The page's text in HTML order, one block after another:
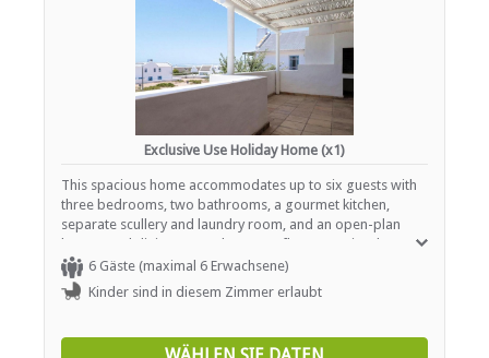
ESSEN UND TRINKEN
Braai / Grill (BBQ)
INTERNET
Kostenloses Wi-Fi
Exclusive Use Holiday Home (x1)
This spacious home accommodates up to six guests with
three bedrooms, two bathrooms, a gourmet kitchen,
separate scullery and laundry room, and an open-plan
lounge and dining area. The upper floor contains the
bedrooms and bathrooms. The master suite features a
king-size bed, an en-suite bathroom with a bath and
handheld shower, and access to a private covered
queen-size bed and share a bathroom with a bath and
6 Gäste (maximal 6 Erwachsene)
Kinder sind in diesem Zimmer erlaubt